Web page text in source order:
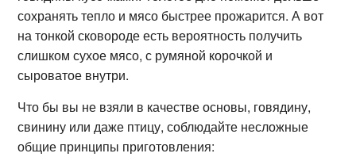
сохранять тепло и мясо быстрее прожарится. А вот
на тонкой сковороде есть вероятность получить
слишком сухое мясо, с румяной корочкой и
сыроватое внутри.
Что бы вы не взяли в качестве основы, говядину,
свинину или даже птицу, соблюдайте несложные
общие принципы приготовления: